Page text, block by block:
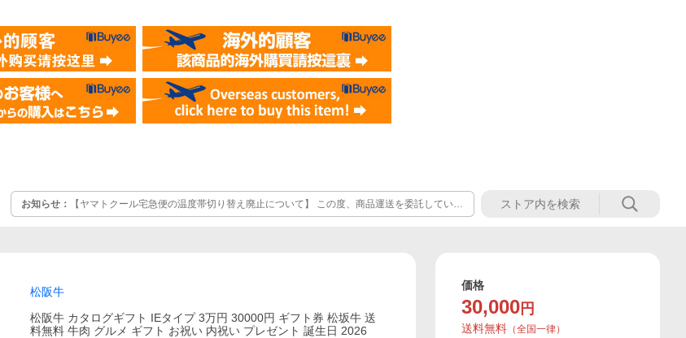
お知らせ：
【ヤマトクール宅急便の温度帯切り替え廃止について】 この度、商品運送を委託している
ヤマト運輸の「クール宅急便温度帯切り替え」のサービスが廃止されます。 冷蔵便で出荷した後、2
松阪牛
松阪牛 カタログギフト IEタイプ 3万円 30000円 ギフト券 松坂牛 送
料無料 牛肉 グルメ ギフト お祝い 内祝い プレゼント 誕生日 2026
価格
30,000 円
送料無料 （全国一律）